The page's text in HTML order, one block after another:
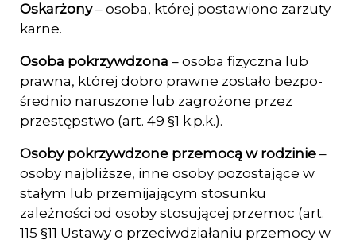
Oskarżony– osoba, której postawiono zarzuty
karne.
Osoba pokrzywdzona – osoba fizyczna lub
prawna, której dobro prawne zostało bezpo­
średnio naruszone lub zagrożone przez
przestępstwo (art. 49 §1 k.p.k.).
Osoby pokrzywdzone przemocą w rodzinie –
osoby najbliższe, inne osoby pozostają­ce w
stałym lub przemijającym stosunku
zależności od osoby stosującej przemoc (art.
115 §11 Ustawy o przeciwdziałaniu przemocy w